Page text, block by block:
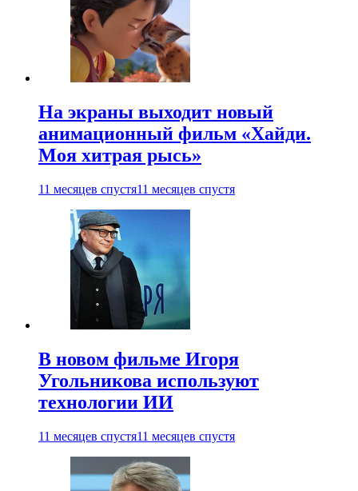
На экраны выходит новый
анимационный фильм «Хайди.
Моя хитрая рысь»
11 месяцев спустя11 месяцев спустя
В новом фильме Игоря
Угольникова используют
технологии ИИ
11 месяцев спустя11 месяцев спустя